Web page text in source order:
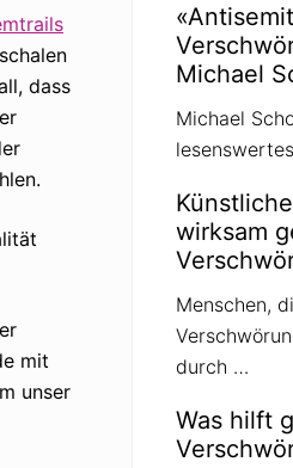
dass
mit
unser
Michael
Michael
wirksam
Menschen,
durch …
Was hilft